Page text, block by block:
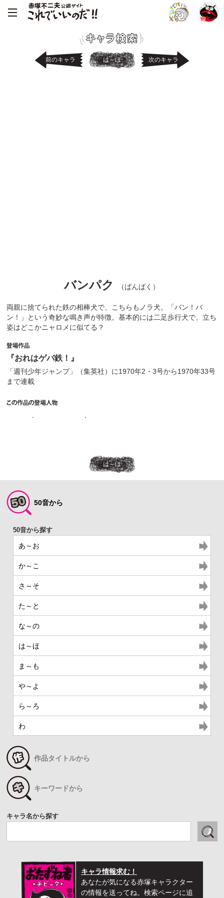
前のキャラ は～ほ 次のキャラ
バンパク （ばんぱく）
両親に捨てられた鉄の相棒犬で、こちらもノラ犬。「バン！バ
ン！」という奇妙な鳴き声が特徴。基本的には二足歩行犬で、立ち
姿はどこかニャロメに似てる？
『おれはゲバ鉄！』
「週刊少年ジャンプ」（集英社）に1970年2・3号から1970年33号
まで連載
は～ほ
50音から
あ～お
か～こ
さ～そ
た～と
な～の
は～ほ
ま～も
や～よ
ら～ろ
わ
作品タイトルから
キーワードから
キャラ名から探す
キャラ情報求む！
あなたが気になる赤塚キャラクター
の情報を送ってね。検索ページに追